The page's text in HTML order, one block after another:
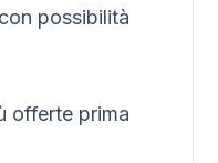
possibilità
offerte prima